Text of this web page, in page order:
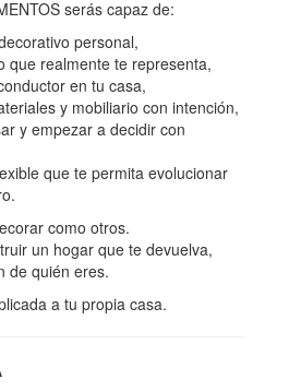
serás capaz de:
personal,
que realmente te representa,
en tu casa,
y mobiliario con intención,
y empezar a decidir con
que te permita evolucionar
como otros.
un hogar que te devuelva,
de quién eres.
a tu propia casa.